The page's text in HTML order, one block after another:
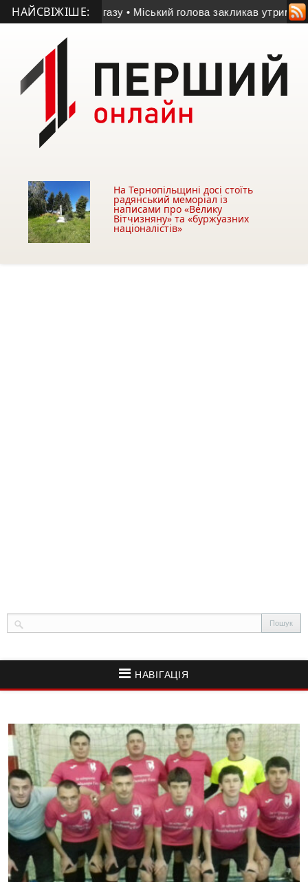
НАЙСВІЖІШЕ:
крадіжку газу • Міський голова закликав утриматися від
На Тернопільщині досі стоїть
радянський меморіал із
написами про «Велику
Вітчизняну» та «буржуазних
націоналістів»
НАВІГАЦІЯ